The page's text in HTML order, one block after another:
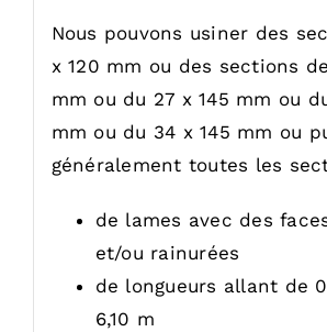
Nous pouvons usiner des
x 120 mm ou des sections
mm ou du 27 x 145 mm ou
mm ou du 34 x 145 mm ou
généralement toutes les
de lames avec des
et/ou rainurées
de longueurs allant de
6,10 m